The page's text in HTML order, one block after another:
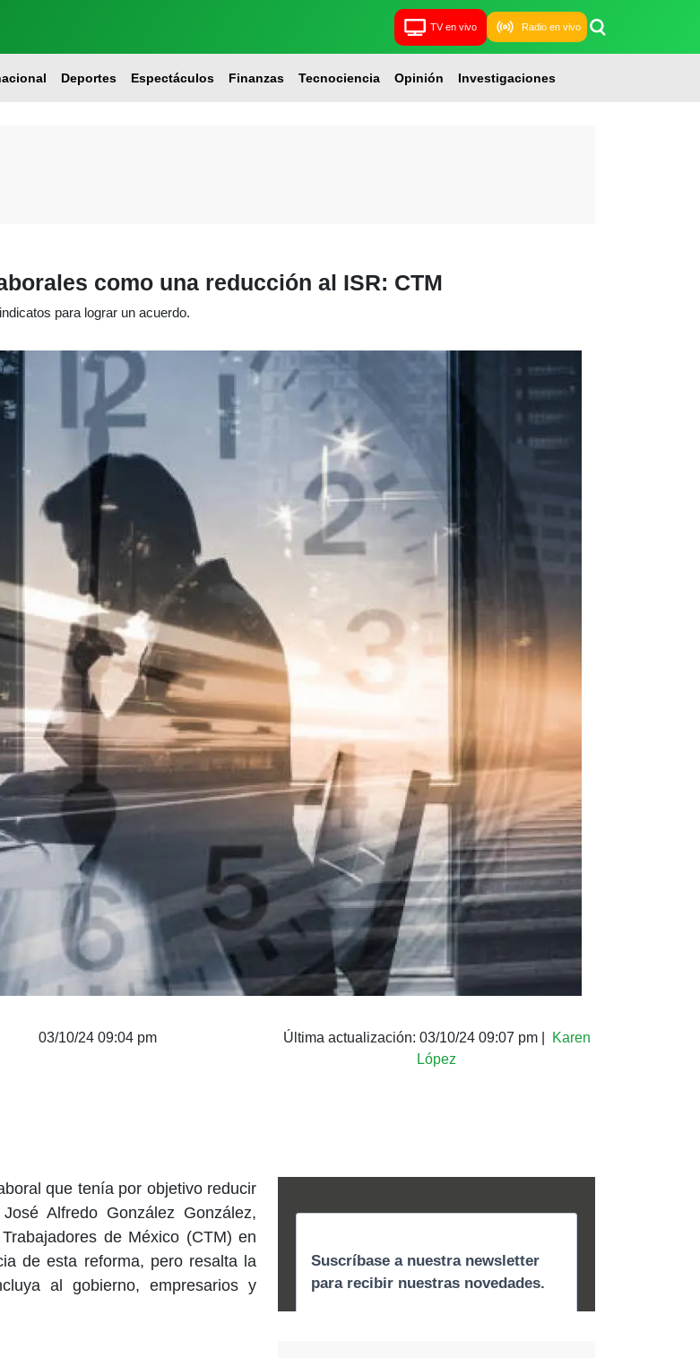
TV en vivo Radio en vivo
Deportes Espectáculos Finanzas Tecnociencia Opinión Investigaciones
como una reducción al ISR: CTM
para lograr un acuerdo.
03/10/24 09:04 pm Última actualización: 03/10/24 09:07 pm|
Karen
López
que tenía por objetivo reducir
Alfredo González González,
de México (CTM) en
de esta reforma, pero resalta la
al gobierno, empresarios y